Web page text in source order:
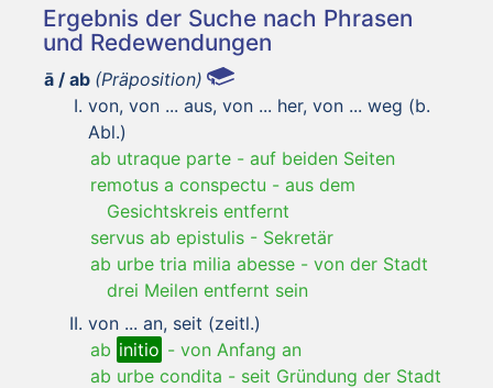
Ergebnis der Suche nach Phrasen
und Redewendungen
ā / ab (Präposition)
von, von ... aus, von ... her, von ... weg (b.
Abl.)
ab utraque parte - auf beiden Seiten
remotus a conspectu - aus dem
Gesichtskreis entfernt
servus ab epistulis - Sekretär
ab urbe tria milia abesse - von der Stadt
drei Meilen entfernt sein
von ... an, seit (zeitl.)
ab initio - von Anfang an
ab urbe condita - seit Gründung der Stadt